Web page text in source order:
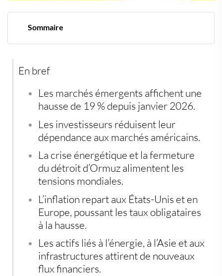
Sommaire
financiers
Les banques centrales face à une équation impossible
L’Europe sous pression face à la crise énergétique
Les investisseurs misent déjà sur le prochain cycle
En bref
Les marchés émergents affichent une
hausse de 19 % depuis janvier 2026.
Les investisseurs réduisent leur
dépendance aux marchés américains.
La crise énergétique et la fermeture
du détroit d’Ormuz alimentent les
tensions mondiales.
L’inflation repart aux États-Unis et en
Europe, poussant les taux obligataires
à la hausse.
Les actifs liés à l’énergie, à l’Asie et aux
infrastructures attirent de nouveaux
flux financiers.